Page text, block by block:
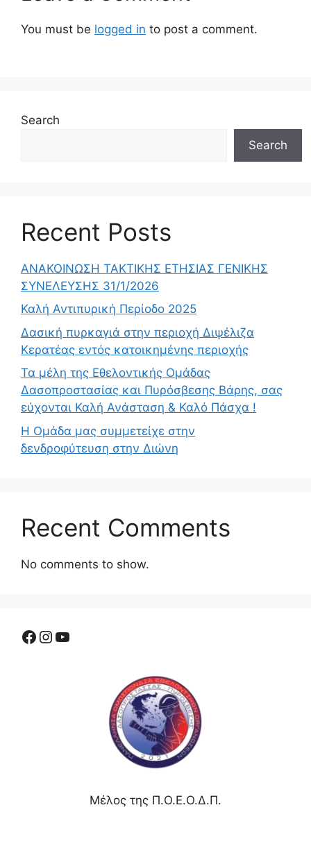
You must be logged in to post a comment.
Search
Search
Recent Posts
ΑΝΑΚΟΙΝΩΣΗ ΤΑΚΤΙΚΗΣ ΕΤΗΣΙΑΣ ΓΕΝΙΚΗΣ
ΣΥΝΕΛΕΥΣΗΣ 31/1/2026
Καλή Αντιπυρική Περίοδο 2025
Δασική πυρκαγιά στην περιοχή Διψέλιζα
Κερατέας εντός κατοικημένης περιοχής
Τα μέλη της Εθελοντικής Ομάδας
Δασοπροστασίας και Πυρόσβεσης Βάρης, σας
εύχονται Καλή Ανάσταση & Καλό Πάσχα !
Η Ομάδα μας συμμετείχε στην
δενδροφύτευση στην Διώνη
Recent Comments
No comments to show.
Μέλος της Π.Ο.Ε.Ο.Δ.Π.